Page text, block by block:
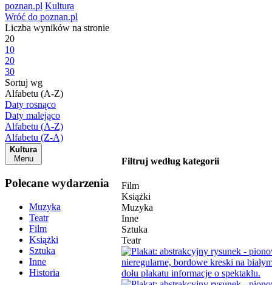
poznan.pl Kultura
Wróć do poznan.pl
Liczba wyników na stronie
20
10
20
30
Sortuj wg
Alfabetu (A-Z)
Daty rosnąco
Daty malejąco
Alfabetu (A-Z)
Alfabetu (Z-A)
Kultura
Menu
Polecane wydarzenia
Muzyka
Teatr
Film
Książki
Sztuka
Inne
Historia
Filtruj według kategorii
Film
Książki
Muzyka
Inne
Sztuka
Teatr